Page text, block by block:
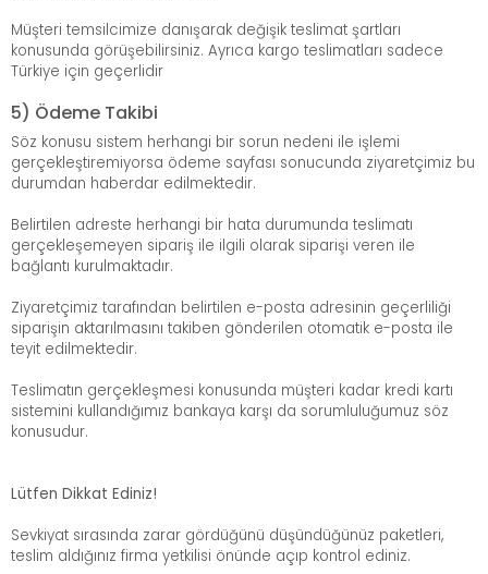
Müşteri temsilcimize danışarak değişik teslimat şartları
konusunda görüşebilirsiniz. Ayrıca kargo teslimatları sadece
Türkiye için geçerlidir
5) Ödeme Takibi
Söz konusu sistem herhangi bir sorun nedeni ile işlemi
gerçekleştiremiyorsa ödeme sayfası sonucunda ziyaretçimiz bu
durumdan haberdar edilmektedir.
Belirtilen adreste herhangi bir hata durumunda teslimatı
gerçekleşemeyen sipariş ile ilgili olarak siparişi veren ile
bağlantı kurulmaktadır.
Ziyaretçimiz tarafından belirtilen e-posta adresinin geçerliliği
siparişin aktarılmasını takiben gönderilen otomatik e-posta ile
teyit edilmektedir.
Teslimatın gerçekleşmesi konusunda müşteri kadar kredi kartı
sistemini kullandığımız bankaya karşı da sorumluluğumuz söz
konusudur.
Lütfen Dikkat Ediniz!
Sevkiyat sırasında zarar gördüğünü düşündüğünüz paketleri,
teslim aldığınız firma yetkilisi önünde açıp kontrol ediniz.